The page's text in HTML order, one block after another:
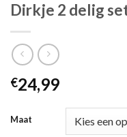
Dirkje 2 delig
€24,99
Maat